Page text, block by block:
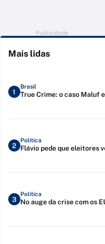
Publicidade
Mais lidas
1
Brasil
True Crime: o caso Maluf
2
Política
Flávio pede que eleitores
3
Política
No auge da crise com os